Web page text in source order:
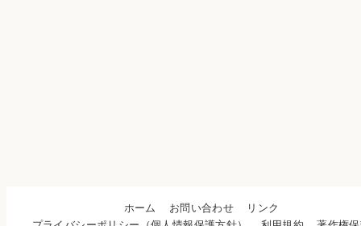
ホーム お問い合わせ
リンク